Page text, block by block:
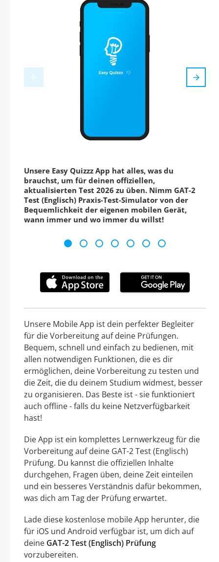
Unsere Easy Quizzz App hat alles, was du
brauchst, um für deinen offiziellen,
aktualisierten Test 2026 zu üben. Nimm GAT-2
Test (Englisch) Praxis-Test-Simulator von der
Bequemlichkeit der eigenen mobilen Gerät,
wann immer und wo immer du willst!
Unsere Mobile App ist dein perfekter Begleiter
für die Vorbereitung auf deine Prüfungen.
Bequem, schnell und einfach zu bedienen, mit
allen notwendigen Funktionen, die es dir
ermöglichen, deine Vorbereitung zu testen und
die Zeit, die du deinem Studium widmest, besser
zu organisieren. Das Beste ist - sie funktioniert
auch offline - falls du keine Netzverfügbarkeit
hast!
Die App ist ein komplettes Lernwerkzeug für die
Vorbereitung auf deine GAT-2 Test (Englisch)
Prüfung. Du kannst die offiziellen Inhalte
durchgehen, Fragen üben, deine Zeit einteilen
und ein besseres Verständnis dafür bekommen,
was dich am Tag der Prüfung erwartet.
Lade diese kostenlose mobile App herunter, die
für iOS und Android verfügbar ist, um dich auf
deine GAT-2 Test (Englisch) Prüfung
vorzubereiten.